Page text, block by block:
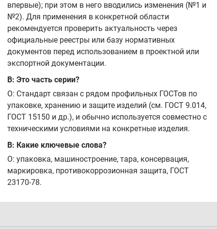
впервые); при этом в него вводились изменения (№1 и
№2). Для применения в конкретной области
рекомендуется проверить актуальность через
официальные реестры или базу нормативных
документов перед использованием в проектной или
экспортной документации.
В: Это часть серии?
О: Стандарт связан с рядом профильных ГОСТов по
упаковке, хранению и защите изделий (см. ГОСТ 9.014,
ГОСТ 15150 и др.), и обычно используется совместно с
техническими условиями на конкретные изделия.
В: Какие ключевые слова?
О: упаковка, машиностроение, тара, консервация,
маркировка, противокоррозионная защита, ГОСТ
23170-78.